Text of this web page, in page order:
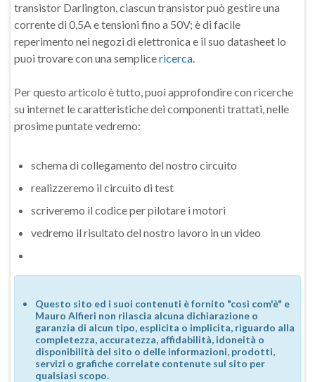
transistor Darlington, ciascun transistor può gestire una
corrente di 0,5A e tensioni fino a 50V; è di facile
reperimento nei negozi di elettronica e il suo datasheet lo
puoi trovare con una semplicericerca.
Per questo articolo è tutto, puoi approfondire con ricerche
su internet le caratteristiche dei componenti trattati, nelle
prosime puntate vedremo:
schema di collegamento del nostro circuito
realizzeremo il circuito di test
scriveremo il codice per pilotare i motori
vedremo il risultato del nostro lavoro in un video
Questo sito ed i suoi contenuti è fornito "così com'è" e
Mauro Alfieri non rilascia alcuna dichiarazione o
garanzia di alcun tipo, esplicita o implicita, riguardo alla
completezza, accuratezza, affidabilità, idoneità o
disponibilità del sito o delle informazioni, prodotti,
servizi o grafiche correlate contenute sul sito per
qualsiasi scopo.